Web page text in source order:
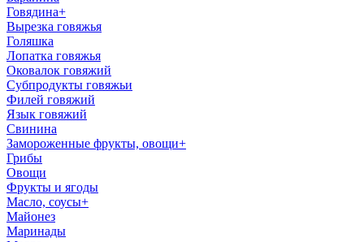
Говядина+
Вырезка говяжья
Голяшка
Лопатка говяжья
Оковалок говяжий
Субпродукты говяжьи
Филей говяжий
Язык говяжий
Свинина
Замороженные фрукты, овощи+
Грибы
Овощи
Фрукты и ягоды
Масло, соусы+
Майонез
Маринады